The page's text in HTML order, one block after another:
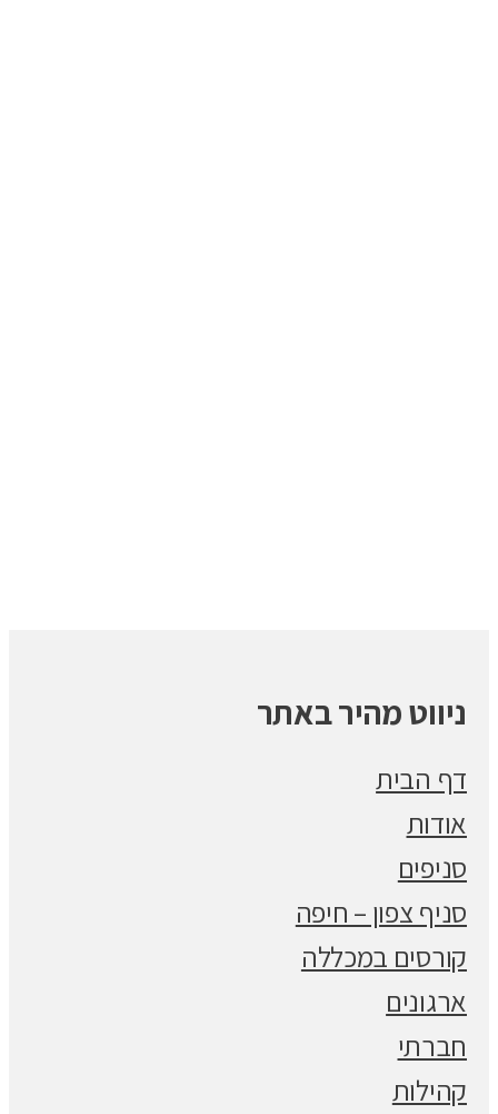
ניווט מהיר באתר
דף הבית
אודות
סניפים
סניף צפון – חיפה
קורסים במכללה
ארגונים
חברתי
קהילות